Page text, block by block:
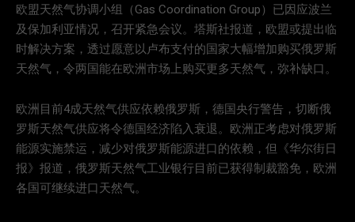
欧盟天然气协调小组（Gas Coordination Group）已因应波兰
及保加利亚情况，召开紧急会议。塔斯社报道，欧盟或提出临
时解决方案，透过愿意以卢布支付的国家大幅增加购买俄罗斯
天然气，令两国能在欧洲市场上购买更多天然气，弥补缺口。
欧洲目前4成天然气供应依赖俄罗斯，德国央行警告，切断俄
罗斯天然气供应将令德国经济陷入衰退。欧洲正考虑对俄罗斯
能源实施禁运，减少对俄罗斯能源进口的依赖，但《华尔街日
报》报道，俄罗斯天然气工业银行目前已获得制裁豁免，欧洲
各国可继续进口天然气。